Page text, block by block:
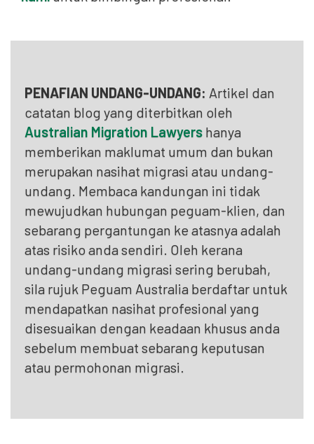
PENAFIAN UNDANG-UNDANG: Artikel dan
catatan blog yang diterbitkan oleh
Australian Migration Lawyers hanya
memberikan maklumat umum dan bukan
merupakan nasihat migrasi atau undang-
undang. Membaca kandungan ini tidak
mewujudkan hubungan peguam-klien, dan
sebarang pergantungan ke atasnya adalah
atas risiko anda sendiri. Oleh kerana
undang-undang migrasi sering berubah,
sila rujuk Peguam Australia berdaftar untuk
mendapatkan nasihat profesional yang
disesuaikan dengan keadaan khusus anda
sebelum membuat sebarang keputusan
atau permohonan migrasi.